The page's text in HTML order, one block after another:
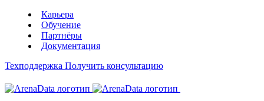
Карьера
Обучение
Партнёры
Документация
Техподдержка Получить консультацию